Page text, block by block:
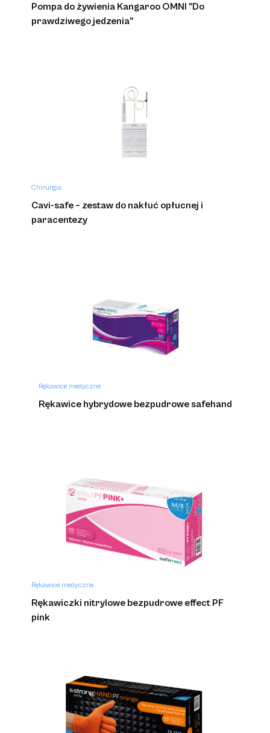
Pompa do żywienia Kangaroo OMNI "Do
prawdziwego jedzenia"
Chirurgia
Cavi-safe – zestaw do nakłuć opłucnej i
paracentezy
Rękawice medyczne
Rękawice hybrydowe bezpudrowe safehand
Rękawice medyczne
Rękawiczki nitrylowe bezpudrowe effect PF
pink